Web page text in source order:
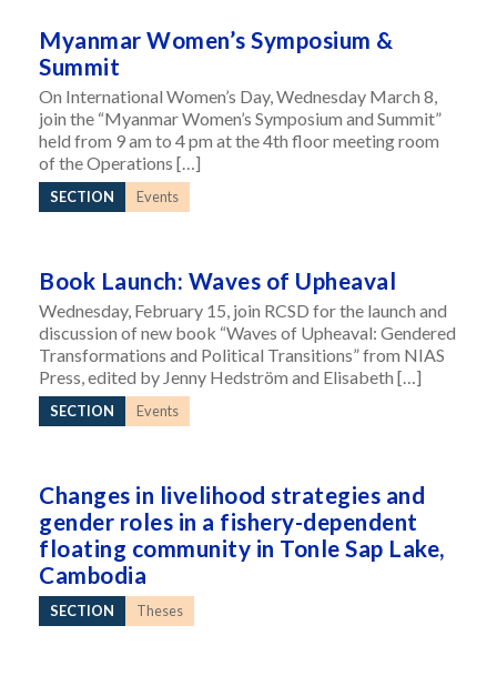
Myanmar Women’s Symposium &
Summit
On International Women’s Day, Wednesday March 8,
join the “Myanmar Women’s Symposium and Summit”
held from 9 am to 4 pm at the 4th floor meeting room
of the Operations […]
SECTION Events
Book Launch: Waves of Upheaval
Wednesday, February 15, join RCSD for the launch and
discussion of new book “Waves of Upheaval: Gendered
Transformations and Political Transitions” from NIAS
Press, edited by Jenny Hedström and Elisabeth […]
SECTION Events
Changes in livelihood strategies and
gender roles in a fishery-dependent
floating community in Tonle Sap Lake,
Cambodia
SECTION Theses